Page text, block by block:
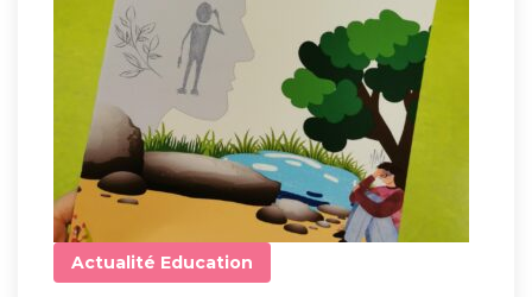
Actualité Education